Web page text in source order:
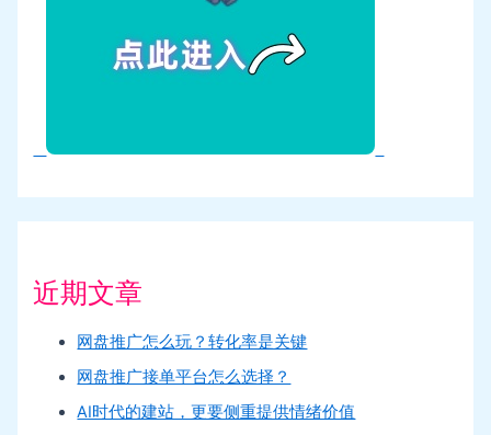
近期文章
网盘推广怎么玩？转化率是关键
网盘推广接单平台怎么选择？
AI时代的建站，更要侧重提供情绪价值